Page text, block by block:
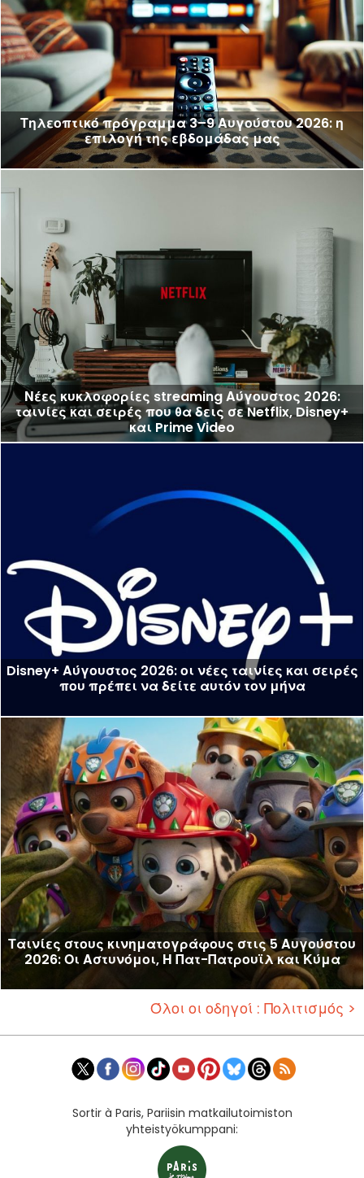
Τηλεοπτικό πρόγραμμα 3–9 Αυγούστου 2026: η
επιλογή της εβδομάδας μας
Νέες κυκλοφορίες streaming Αύγουστος 2026:
ταινίες και σειρές που θα δεις σε Netflix, Disney+
και Prime Video
Disney+ Αύγουστος 2026: οι νέες ταινίες και σειρές
που πρέπει να δείτε αυτόν τον μήνα
Ταινίες στους κινηματογράφους στις 5 Αυγούστου
2026: Οι Αστυνόμοι, Η Πατ-Πατρουϊλ και Κύμα
Όλοι οι οδηγοί : Πολιτισμός >
Sortir à Paris, Pariisin matkailutoimiston
yhteistyökumppani: